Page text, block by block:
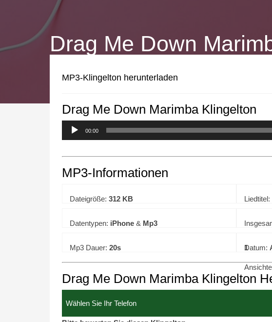
Drag Me Down
MP3-Klingelton herunterladen
Drag Me Down Marimba Klingelton
00:00
MP3-Informationen
Dateigröße: 312 KB Liedtitel:
Datentypen: iPhone & Mp3
1
Mp3 Dauer: 20s Datum:
Drag Me Down Marimba Klingelton
We use cookies to enhance your experience.